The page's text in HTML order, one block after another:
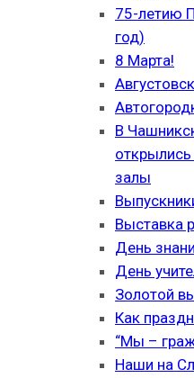
75-летию
год)
8 Марта!
В
залы
Выставка
День
День
Золотой
Как
“Мы –
Наши на